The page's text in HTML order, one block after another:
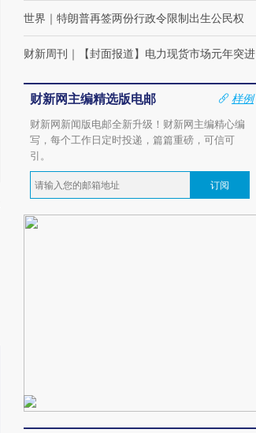
世界 ｜ 特朗普再签两份行政令限制出生公民权
财新周刊 ｜ 【封面报道】电力现货市场元年突进
财新网主编精选版电邮
样例
财新网新闻版电邮全新升级！财新网主编精心编
写，每个工作日定时投递，篇篇重磅，可信可
引。
订阅